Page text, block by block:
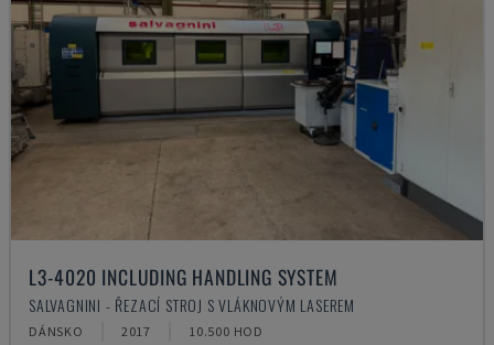
L3-4020 INCLUDING HANDLING SYSTEM
SALVAGNINI - ŘEZACÍ STROJ S VLÁKNOVÝM LASEREM
DÁNSKO 2017 10.500 HOD